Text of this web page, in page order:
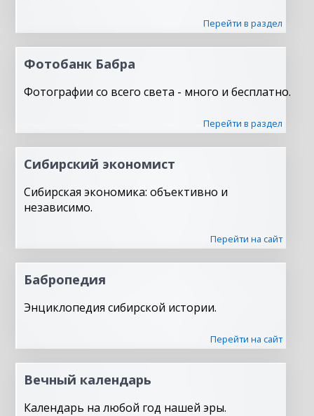
Перейти в раздел
Фотобанк Бабра
Фотографии со всего света - много и бесплатно.
Перейти в раздел
Сибирский экономист
Сибирская экономика: объективно и
независимо.
Перейти на сайт
Бабропедия
Энциклопедия сибирской истории.
Перейти на сайт
Вечный календарь
Календарь на любой год нашей эры.